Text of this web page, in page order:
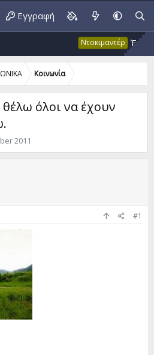
Εγγραφή
Ντοκιμαντέρ
Κοινωνία
όλοι να έχουν
2011
#1